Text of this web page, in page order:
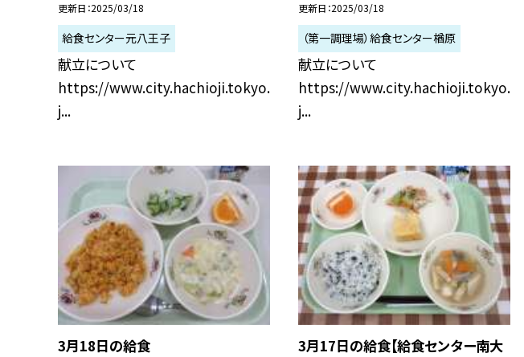
更新日 2025/03/18
給食センター元八王子
献立について
https://www.city.hachioji.tokyo.
j...
更新日 2025/03/18
（第一調理場）給食センター楢原
献立について
https://www.city.hachioji.tokyo.
j...
3月18日の給食
3月17日の給食【給食センター南大